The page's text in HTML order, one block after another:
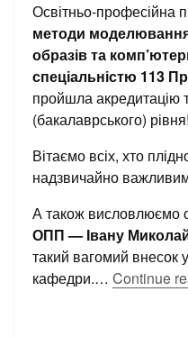
Освітньо-професійна
методи
образів та
спеціальністю 113
пройшла акредитацію
(бакалаврського) рівня!
Вітаємо всіх, хто
надзвичайно
А також висловлюємо
ОПП — Івану
такий вагомий внесок
кафедри.… Continue